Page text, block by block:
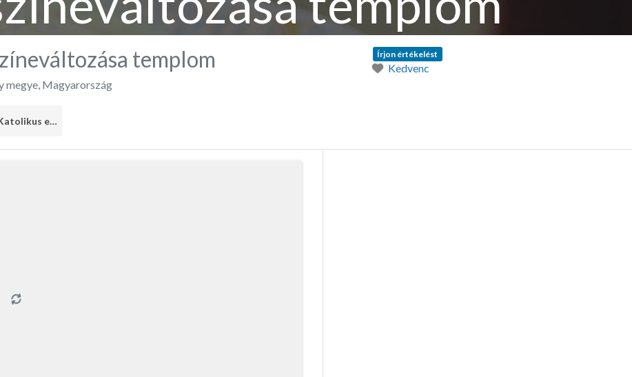
templom
megye, Magyarország
Római Katolikus egyház
Írjon értékelést
Kedvenc